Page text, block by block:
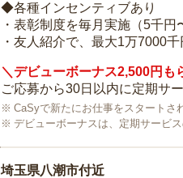
◆各種インセンティブあり
・表彰制度を毎月実施（5千円
・友人紹介で、最大1万7000
＼デビューボーナス2,500円も
ご応募から30日以内に定期サ
CaSyで新たにお仕事をスタートさ
デビューボーナスは、定期サービ
埼玉県八潮市付近